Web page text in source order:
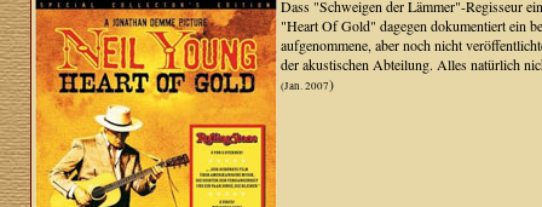
Dass "Schweigen der Lämmer"-Regisseur
"Heart Of Gold" dagegen dokumentiert ein
aufgenommene, aber noch nicht
der akustischen Abteilung. Alles natürlich
(Jan. 2007)